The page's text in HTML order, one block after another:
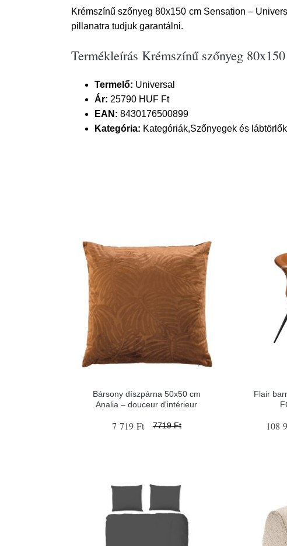
Krémszínű szőnyeg 80x150 cm Sensation –
pillanatra tudjuk garantálni.
Termékleírás Krémszínű szőnyeg
Termelő: Universal
Ár: 25790 HUF Ft
EAN: 8430176500899
Kategória: Kategóriák,Szőnyegek és
Bársony díszpárna 50x50 cm
Analia – douceur d'intérieur
7 719 Ft 7719 Ft
Flair
108